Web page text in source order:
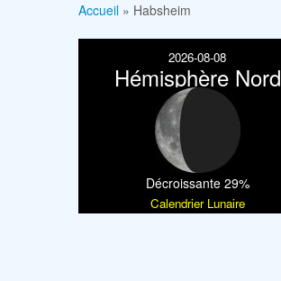
Accueil » Habsheim
2026-08-08
Hémisphère Nord
Décroissante 29%
Calendrier Lunaire